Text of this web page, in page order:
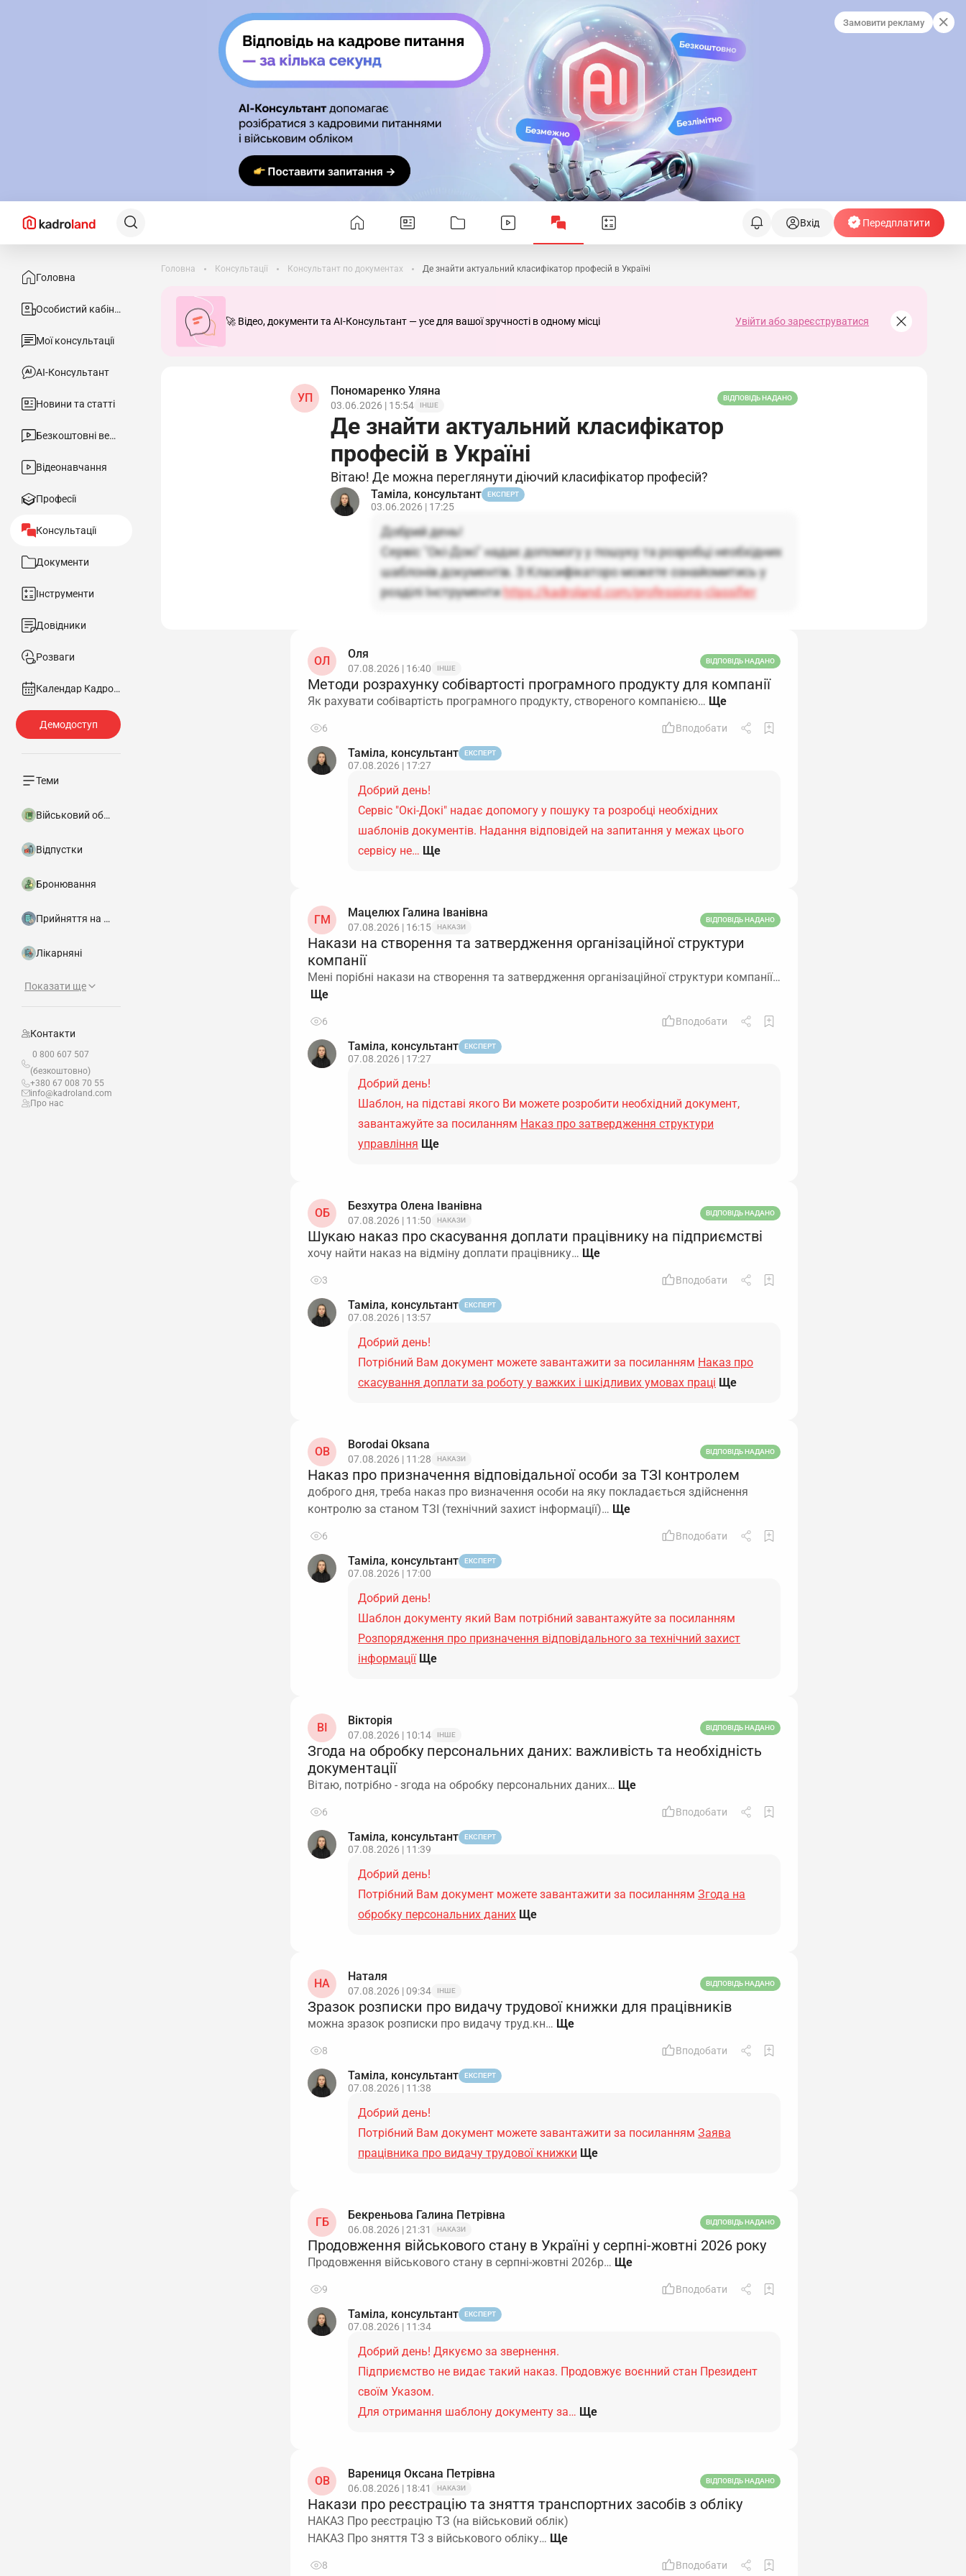
Замовити рекламу
Вхід Передплатити
Головна
Особистий кабінет
Мої консультації
АІ-Консультант
Новини та статті
Безкоштовні вебінари
Відеонавчання
Професії
Консультації
Документи
Інструменти
Довідники
Розваги
Календар Кадровика
Теми
Військовий облік
Відпустки
Бронювання
Прийняття на роботу
Лікарняні
Показати ще
Контакти
0 800 607 507
(безкоштовно)
+380 67 008 70 55
info@kadroland.com
Про нас
Головна Консультації Консультант по документах Де знайти актуальний класифікатор професій в Україні
🚀 Відео, документи та AI-Консультант — усе для вашої зручності в одному місці Увійти або зареєструватися
УП
Пономаренко Уляна
03.06.2026 | 15:54 ІНШЕ
ВІДПОВІДЬ НАДАНО
Де знайти актуальний класифікатор
професій в Україні
Вітаю! Де можна переглянути діючий класифікатор професій?
Таміла, консультант ЕКСПЕРТ
03.06.2026 | 17:25
Добрий день!
Сервіс "Окі-Докі" надає допомогу у пошуку та розробці необхідних
шаблонів документів. З Класифікаторо можете ознайомитись у
розділі Інструментиhttps://kadroland.com/professions-classifier
ОЛ
Оля
07.08.2026 | 16:40 ІНШЕ
ВІДПОВІДЬ НАДАНО
Методи розрахунку собівартості програмного продукту для компанії
Як рахувати собівартість програмного продукту, створеного компанією…
6 Вподобати
Таміла, консультант ЕКСПЕРТ
07.08.2026 | 17:27
Добрий день!
Сервіс "Окі-Докі" надає допомогу у пошуку та розробці необхідних
шаблонів документів. Надання відповідей на запитання у межах цього
сервісу не… Ще
ГМ
Мацелюх Галина Іванівна
07.08.2026 | 16:15 НАКАЗИ
ВІДПОВІДЬ НАДАНО
Накази на створення та затвердження організаційної структури
компанії
Мені порібні накази на створення та затвердження організаційної структури компанії…
6 Вподобати
Таміла, консультант ЕКСПЕРТ
07.08.2026 | 17:27
Добрий день!
Шаблон, на підставі якого Ви можете розробити необхідний документ,
завантажуйте за посиланням Наказ про затвердження структури
управління Ще
ОБ
Безхутра Олена Іванівна
07.08.2026 | 11:50 НАКАЗИ
ВІДПОВІДЬ НАДАНО
Шукаю наказ про скасування доплати працівнику на підприємстві
хочу найти наказ на відміну доплати працівнику…
3 Вподобати
Таміла, консультант ЕКСПЕРТ
07.08.2026 | 13:57
Добрий день!
Потрібний Вам документ можете завантажити за посиланням Наказ про
скасування доплати за роботу у важких і шкідливих умовах праці Ще
OB
Borodai Oksana
07.08.2026 | 11:28 НАКАЗИ
ВІДПОВІДЬ НАДАНО
Наказ про призначення відповідальної особи за ТЗІ контролем
доброго дня, треба наказ про визначення особи на яку покладається здійснення
контролю за станом ТЗІ (технічний захист інформації)…
6 Вподобати
Таміла, консультант ЕКСПЕРТ
07.08.2026 | 17:00
Добрий день!
Шаблон документу який Вам потрібний завантажуйте за посиланням
Розпорядження про призначення відповідального за технічний захист
інформації Ще
ВІ
Вікторія
07.08.2026 | 10:14 ІНШЕ
ВІДПОВІДЬ НАДАНО
Згода на обробку персональних даних: важливість та необхідність
документації
Вітаю, потрібно - згода на обробку персональних даних…
6 Вподобати
Таміла, консультант ЕКСПЕРТ
07.08.2026 | 11:39
Добрий день!
Потрібний Вам документ можете завантажити за посиланням Згода на
обробку персональних даних Ще
НА
Наталя
07.08.2026 | 09:34 ІНШЕ
ВІДПОВІДЬ НАДАНО
Зразок розписки про видачу трудової книжки для працівників
можна зразок розписки про видачу труд.кн…
8 Вподобати
Таміла, консультант ЕКСПЕРТ
07.08.2026 | 11:38
Добрий день!
Потрібний Вам документ можете завантажити за посиланням Заява
працівника про видачу трудової книжки Ще
ГБ
Бекреньова Галина Петрівна
06.08.2026 | 21:31 НАКАЗИ
ВІДПОВІДЬ НАДАНО
Продовження військового стану в Україні у серпні-жовтні 2026 року
Продовження військового стану в серпні-жовтні 2026р…
9 Вподобати
Таміла, консультант ЕКСПЕРТ
07.08.2026 | 11:34
Добрий день! Дякуємо за звернення.
Підприємство не видає такий наказ. Продовжує воєнний стан Президент
своїм Указом.
Для отримання шаблону документу за… Ще
ОВ
Варениця Оксана Петрівна
06.08.2026 | 18:41 НАКАЗИ
ВІДПОВІДЬ НАДАНО
Накази про реєстрацію та зняття транспортних засобів з обліку
НАКАЗ Про реєстрацію ТЗ (на військовий облік)
НАКАЗ Про зняття ТЗ з військового обліку…
8 Вподобати